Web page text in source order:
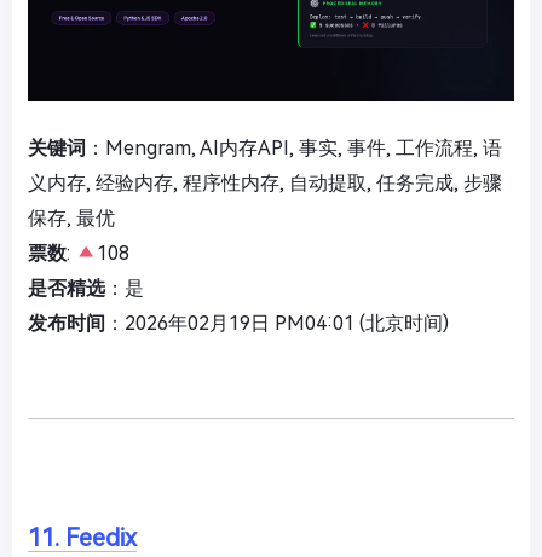
关键词 ：Mengram, AI内存API, 事实, 事件, 工作流程, 语
义内存, 经验内存, 程序性内存, 自动提取, 任务完成, 步骤
保存, 最优
票数:
108
是否精选：是
发布时间 ：2026年02月19日 PM04:01 (北京时间)
11. Feedix